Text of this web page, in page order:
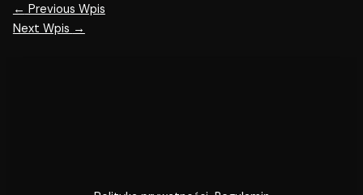
← Previous Wpis
Next Wpis →